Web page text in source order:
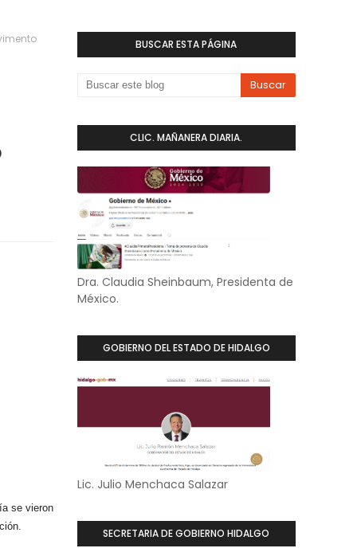
se vieron
BUSCAR ESTA PÁGINA
CLIC. MAÑANERA DIARIA.
Dra. Claudia Sheinbaum, Presidenta de
México.
GOBIERNO DEL ESTADO DE HIDALGO
Lic. Julio Menchaca Salazar
SECRETARIA DE GOBIERNO HIDALGO